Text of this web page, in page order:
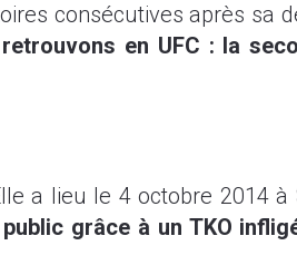
consécutives après sa
en UFC : la
a lieu le 4 octobre 2014
grâce à un TKO